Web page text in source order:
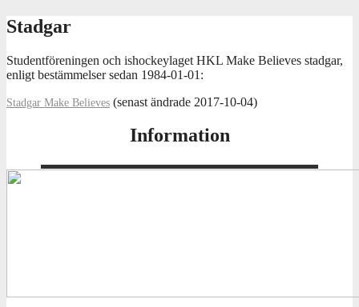
Stadgar
Studentföreningen och ishockeylaget HKL Make Believes stadgar,
enligt bestämmelser sedan 1984-01-01:
Stadgar Make Believes (senast ändrade 2017-10-04)
Information